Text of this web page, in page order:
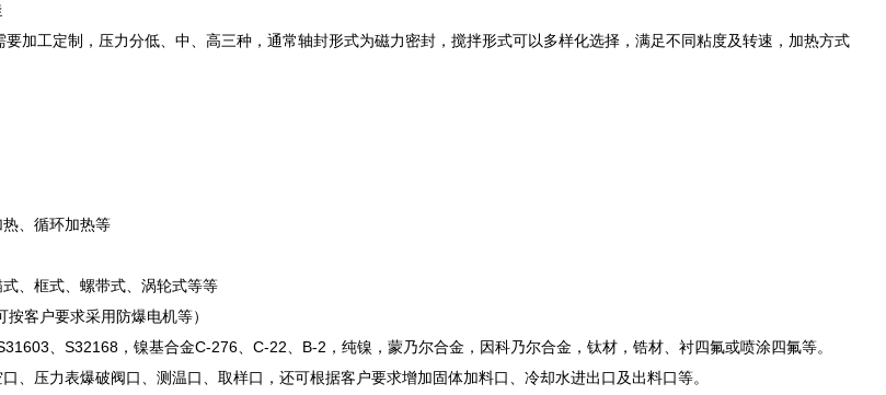
要加工定制，压力分低、中、高三种，通常轴封形式为磁力密封，搅拌形式可以多样化选择，满足不同粘度及转速，加热方式
热、循环加热等
式、框式、螺带式、涡轮式等等
按客户要求采用防爆电机等）
、S32168，镍基合金C-276、C-22、B-2，纯镍，蒙乃尔合金，因科乃尔合金，钛材，锆材、衬四氟或喷涂四氟等。
口、压力表爆破阀口、测温口、取样口，还可根据客户要求增加固体加料口、冷却水进出口及出料口等。